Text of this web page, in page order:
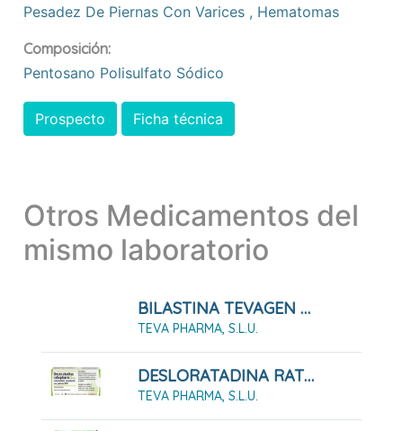
Pesadez De Piernas Con Varices , Hematomas
Composición:
Pentosano Polisulfato Sódico
Prospecto Ficha técnica
Otros Medicamentos del
mismo laboratorio
BILASTINA TEVAGEN 20 MG COMPRIMIDOS EFG
TEVA PHARMA, S.L.U.
DESLORATADINA RATIOPHARM 5 MG COMPRIMIDOS RECUBIERTOS CON PELICULA EFG
TEVA PHARMA, S.L.U.